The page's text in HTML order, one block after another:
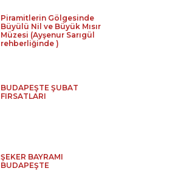
Piramitlerin Gölgesinde
Büyülü Nil ve Büyük Mısır
Müzesi (Ayşenur Sarıgül
rehberliğinde )
BUDAPEŞTE ŞUBAT
FIRSATLARI
ŞEKER BAYRAMI
BUDAPEŞTE